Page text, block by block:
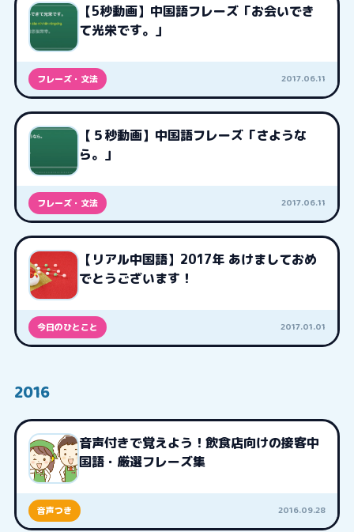
【5秒動画】中国語フレーズ「お会いでき
て光栄です。」
フレーズ・文法 2017.06.11
【５秒動画】中国語フレーズ「さような
ら。」
フレーズ・文法 2017.06.11
【リアル中国語】2017年 あけましておめ
でとうございます！
今日のひとこと 2017.01.01
2016
音声付きで覚えよう！飲食店向けの接客中
国語・厳選フレーズ集
音声つき 2016.09.28